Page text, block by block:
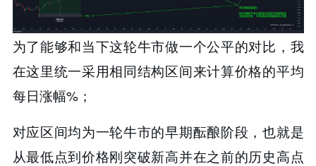
为了能够和当下这轮牛市做一个公平的对比，我
在这里统一采用相同结构区间来计算价格的平均
每日涨幅%；
对应区间均为一轮牛市的早期酝酿阶段，也就是
从最低点到价格刚突破新高并在之前的历史高点